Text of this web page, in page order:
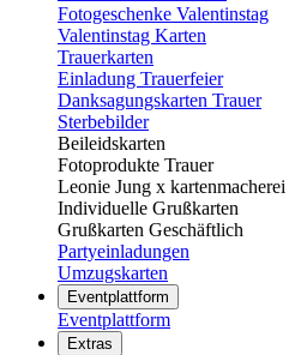
Fotogeschenke Valentinstag
Valentinstag Karten
Trauerkarten
Einladung Trauerfeier
Danksagungskarten Trauer
Sterbebilder
Beileidskarten
Fotoprodukte Trauer
Leonie Jung x kartenmacherei
Individuelle Grußkarten
Grußkarten Geschäftlich
Partyeinladungen
Umzugskarten
Eventplattform
Eventplattform
Extras